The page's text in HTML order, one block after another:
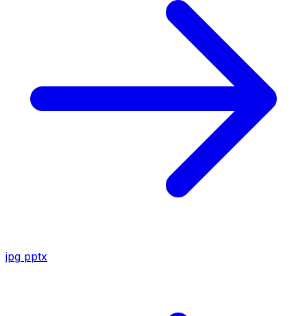
jpg pptx